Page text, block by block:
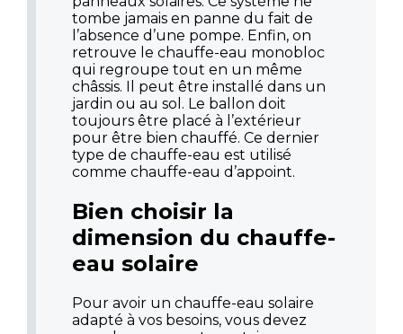
tombe jamais en panne du fait de
l’absence d’une pompe. Enfin, on
retrouve le chauffe-eau monobloc
qui regroupe tout en un même
châssis. Il peut être installé dans un
jardin ou au sol. Le ballon doit
toujours être placé à l’extérieur
pour être bien chauffé. Ce dernier
type de chauffe-eau est utilisé
comme chauffe-eau d’appoint.
Bien choisir la
dimension du chauffe-
eau solaire
Pour avoir un chauffe-eau solaire
adapté à vos besoins, vous devez